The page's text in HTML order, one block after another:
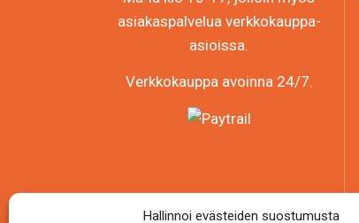
Hallinnoi evästeiden suostumusta
asiakaspalvelua verkkokauppa-
asioissa.
Verkkokauppa avoinna 24/7.